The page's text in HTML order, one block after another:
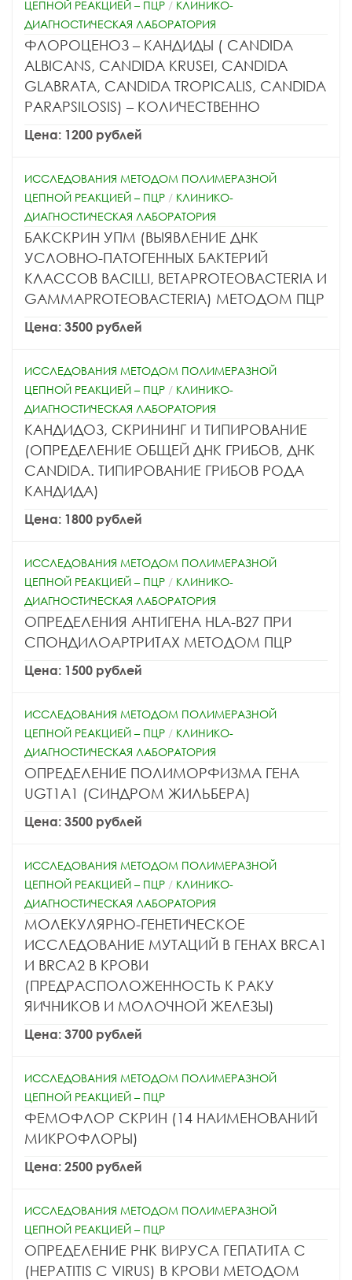
ЦЕПНОЙ РЕАКЦИЕЙ – ПЦР / КЛИНИКО-
ДИАГНОСТИЧЕСКАЯ ЛАБОРАТОРИЯ
ФЛОРОЦЕНОЗ – КАНДИДЫ ( CANDIDA
АLBICANS, CANDIDA KRUSEI, CANDIDA
GLABRATA, CANDIDA TROPICALIS, CANDIDA
PARAPSILOSIS) – КОЛИЧЕСТВЕННО
Цена: 1200 рублей
ИССЛЕДОВАНИЯ МЕТОДОМ ПОЛИМЕРАЗНОЙ
ЦЕПНОЙ РЕАКЦИЕЙ – ПЦР / КЛИНИКО-
ДИАГНОСТИЧЕСКАЯ ЛАБОРАТОРИЯ
БАКСКРИН УПМ (ВЫЯВЛЕНИЕ ДНК
УСЛОВНО-ПАТОГЕННЫХ БАКТЕРИЙ
КЛАССОВ BACILLI, BETAPROTEOBACTERIA И
GAMMAPROTEOBACTERIA) МЕТОДОМ ПЦР
Цена: 3500 рублей
ИССЛЕДОВАНИЯ МЕТОДОМ ПОЛИМЕРАЗНОЙ
ЦЕПНОЙ РЕАКЦИЕЙ – ПЦР / КЛИНИКО-
ДИАГНОСТИЧЕСКАЯ ЛАБОРАТОРИЯ
КАНДИДОЗ, СКРИНИНГ И ТИПИРОВАНИЕ
(ОПРЕДЕЛЕНИЕ ОБЩЕЙ ДНК ГРИБОВ, ДНК
CANDIDA. ТИПИРОВАНИЕ ГРИБОВ РОДА
КАНДИДА)
Цена: 1800 рублей
ИССЛЕДОВАНИЯ МЕТОДОМ ПОЛИМЕРАЗНОЙ
ЦЕПНОЙ РЕАКЦИЕЙ – ПЦР / КЛИНИКО-
ДИАГНОСТИЧЕСКАЯ ЛАБОРАТОРИЯ
ОПРЕДЕЛЕНИЯ АНТИГЕНА HLA-B27 ПРИ
СПОНДИЛОАРТРИТАХ МЕТОДОМ ПЦР
Цена: 1500 рублей
ИССЛЕДОВАНИЯ МЕТОДОМ ПОЛИМЕРАЗНОЙ
ЦЕПНОЙ РЕАКЦИЕЙ – ПЦР / КЛИНИКО-
ДИАГНОСТИЧЕСКАЯ ЛАБОРАТОРИЯ
ОПРЕДЕЛЕНИЕ ПОЛИМОРФИЗМА ГЕНА
UGT1A1 (СИНДРОМ ЖИЛЬБЕРА)
Цена: 3500 рублей
ИССЛЕДОВАНИЯ МЕТОДОМ ПОЛИМЕРАЗНОЙ
ЦЕПНОЙ РЕАКЦИЕЙ – ПЦР / КЛИНИКО-
ДИАГНОСТИЧЕСКАЯ ЛАБОРАТОРИЯ
МОЛЕКУЛЯРНО-ГЕНЕТИЧЕСКОЕ
ИССЛЕДОВАНИЕ МУТАЦИЙ В ГЕНАХ BRCA1
И BRCA2 В КРОВИ
(ПРЕДРАСПОЛОЖЕННОСТЬ К РАКУ
ЯИЧНИКОВ И МОЛОЧНОЙ ЖЕЛЕЗЫ)
Цена: 3700 рублей
ИССЛЕДОВАНИЯ МЕТОДОМ ПОЛИМЕРАЗНОЙ
ЦЕПНОЙ РЕАКЦИЕЙ – ПЦР
ФЕМОФЛОР СКРИН (14 НАИМЕНОВАНИЙ
МИКРОФЛОРЫ)
Цена: 2500 рублей
ИССЛЕДОВАНИЯ МЕТОДОМ ПОЛИМЕРАЗНОЙ
ЦЕПНОЙ РЕАКЦИЕЙ – ПЦР
ОПРЕДЕЛЕНИЕ РНК ВИРУСА ГЕПАТИТА C
(HEPATITIS C VIRUS) В КРОВИ МЕТОДОМ